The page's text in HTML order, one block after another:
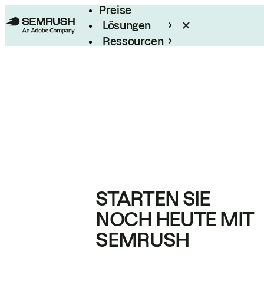
Preise
Lösungen
Ressourcen
STARTEN SIE
NOCH HEUTE MIT
SEMRUSH